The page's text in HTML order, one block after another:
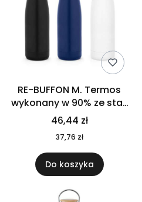
RE-BUFFON M. Termos
wykonany w 90% ze stali
nierdzewnej
pochodzącej z
recyklingu 520 ml 94294
46,44 zł
37,76 zł
Do koszyka